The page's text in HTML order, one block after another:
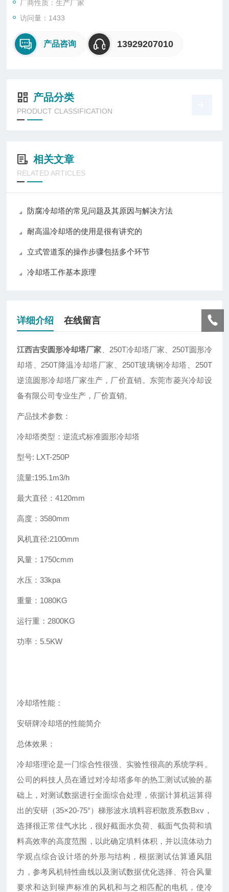
厂商性质：生产厂家
访问量：1433
产品咨询 13929207010
产品分类
PRODUCT CLASSIFICATION
相关文章
RELATED ARTICLES
防腐冷却塔的常见问题及其原因与解决方法
耐高温冷却塔的使用是很有讲究的
立式管道泵的操作步骤包括多个环节
冷却塔工作基本原理
详细介绍 在线留言
江西吉安圆形冷却塔厂家 、250T冷却塔厂家、250T圆形冷
却塔、250T降温冷却塔厂家、250T玻璃钢冷却塔、250T
逆流圆形冷却塔厂家生产，厂价直销。东莞市菱兴冷却设
备有限公司专业生产，厂价直销。
产品技术参数：
冷却塔类型：逆流式标准圆形冷却塔
型号: LXT-250P
流量:195.1m3/h
最大直径：4120mm
高度：3580mm
风机直径:2100mm
风量：1750cmm
水压：33kpa
重量：1080KG
运行重：2800KG
功率：5.5KW
冷却塔性能：
安研牌冷却塔的性能简介
总体效果：
冷却塔理论是一门综合性很强、实验性很高的系统学科。
公司的科技人员在通过对冷却塔多年的热工测试试验的基
础上，对测试数据进行全面综合处理，依据计算机运算得
出的安研（35×20-75°）梯形波水填料容积散质系数Βxv，
选择很正常佳气水比，很好截面水负荷、截面气负荷和填
料高效率的高度范围，以此确定填料体积，并以流体动力
学观点综合设计塔的外形与结构，根据测试估算通风阻
力，参考风机特性曲线以及测试数据优化选择、符合风量
要求和达到噪声标准的风机和与之相匹配的电机，使冷